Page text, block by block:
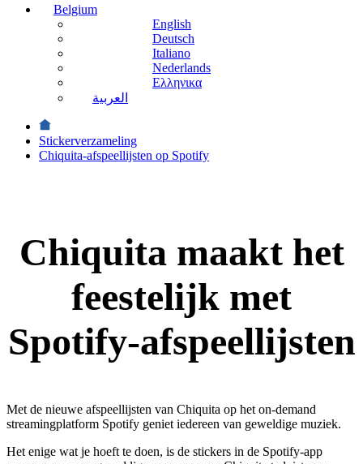
Belgium
English
Deutsch
Italiano
Nederlands
Ελληνικα
العربية
Stickerverzameling
Chiquita-afspeellijsten op Spotify
Chiquita maakt het
feestelijk met
Spotify-afspeellijsten
Met de nieuwe afspeellijsten van Chiquita op het on-demand
streamingplatform Spotify geniet iedereen van geweldige muziek.
Het enige wat je hoeft te doen, is de stickers in de Spotify-app